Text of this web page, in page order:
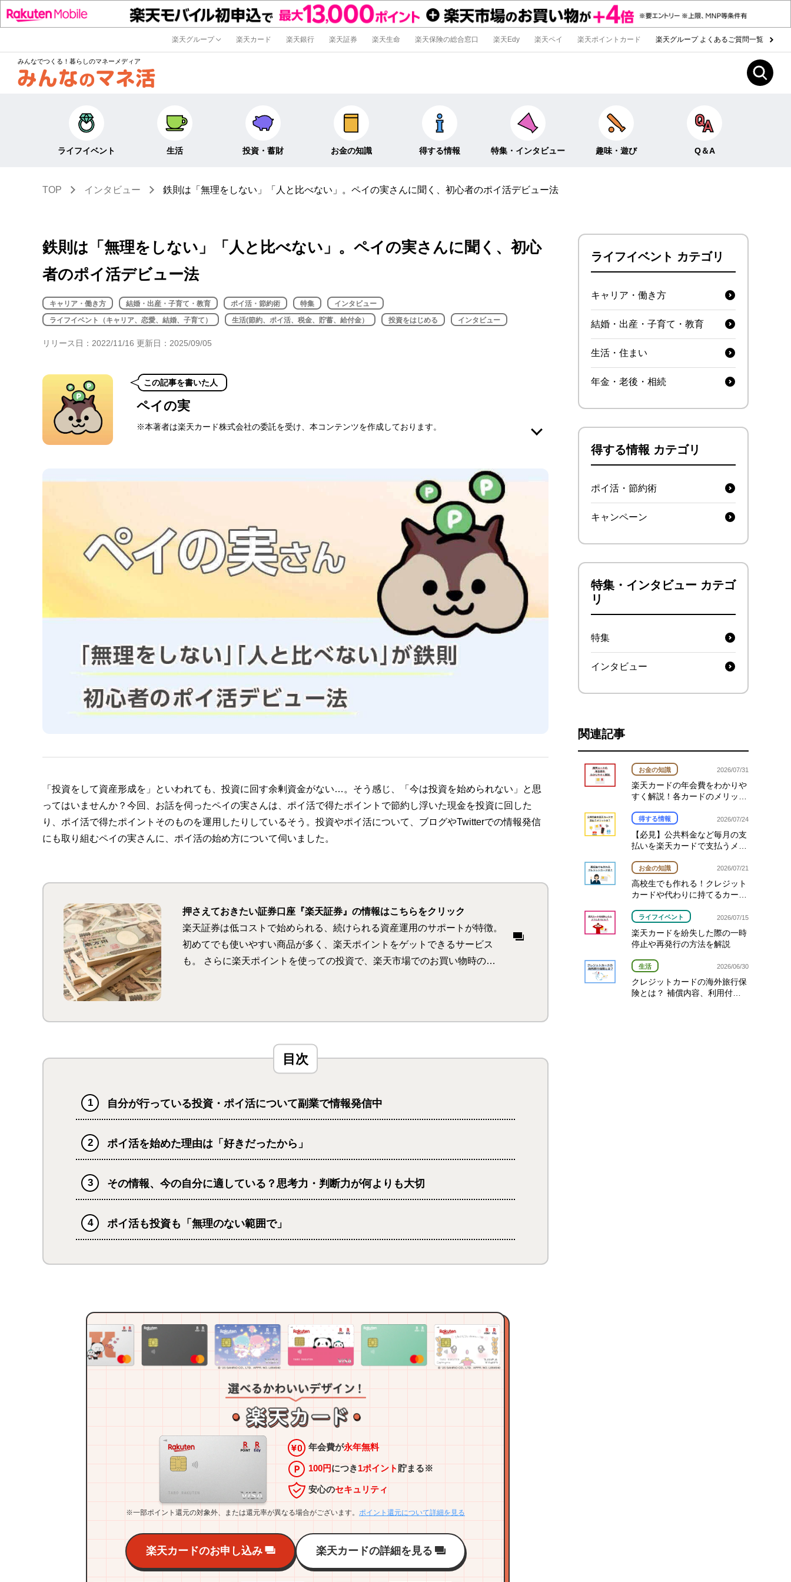
楽天グループ 楽天カード 楽天銀行 楽天証券 楽天生命 楽天保険の総合窓口 楽天Edy 楽天ペイ 楽天ポイントカード 楽天グループ よくあるご質問一覧
みんなでつくる！暮らしのマネーメディア
ライフイベント
キャリア・働き方
生活・住まい
年金・老後・相続
生活
キャッシュレス
貯蓄
税金・控除・給付金
健康・身体・保険
投資・蓄財
株式・投資信託
NISA
iDeCo・そのほか投資
お金の知識
経済キーワード
得する情報
ポイ活・節約術
特集・インタビュー
特集
趣味・遊び
みんなのホンネ
Q＆A
投資・貯蓄
お金の知識
TOP インタビュー 鉄則は「無理をしない」「人と比べない」。ペイの実さんに聞く、初心者のポイ活デビュー法
鉄則は「無理をしない」「人と比べない」。ペイの実さんに聞く、初心
者のポイ活デビュー法
キャリア・働き方 結婚・出産・子育て・教育 ポイ活・節約術 特集
インタビュー
ライフイベント（キャリア、恋愛、結婚、子育て）
生活(節約、ポイ活、税金、貯蓄、給付金） 投資をはじめる インタビュー
リリース日：2022/11/16 更新日：2025/09/05
この記事を書いた人
ペイの実
※本著者は楽天カード株式会社の委託を受け、本コンテンツを作成しております。
資に回し、その情報も発信している。Twitterのフォロワー数は6.4万フォロワー（2022年10月現
このライターの記事一覧を見る
「投資をして資産形成を」といわれても、投資に回す余剰資金がない…。そう感じ、「今は投資を始められない」と思
ってはいませんか？今回、お話を伺ったペイの実さんは、ポイ活で得たポイントで節約し浮いた現金を投資に回した
り、ポイ活で得たポイントそのものを運用したりしているそう。投資やポイ活について、ブログやTwitterでの情報発信
にも取り組むペイの実さんに、ポイ活の始め方について伺いました。
押さえておきたい証券口座『楽天証券』の情報はこちらをクリック
楽天証券は低コストで始められる、続けられる資産運用のサポートが特徴。
初めてでも使いやすい商品が多く、楽天ポイントをゲットできるサービス
も。 さらに楽天ポイントを使っての投資で、楽天市場でのお買い物時のポ
自分が行っている投資・ポイ活について副業で情報発信中
ポイ活を始めた理由は「好きだったから」
その情報、今の自分に適している？思考力・判断力が何よりも大切
ポイ活も投資も「無理のない範囲で」
年会費が永年無料
100円につき1ポイント 貯まる※
安心のセキュリティ
※一部ポイント還元の対象外、または還元率が異なる場合がございます。 ポイント還元について詳細を見る
楽天カードのお申し込み 楽天カードの詳細を見る
ライフイベント カテゴリ
キャリア・働き方
結婚・出産・子育て・教育
生活・住まい
年金・老後・相続
得する情報 カテゴリ
ポイ活・節約術
キャンペーン
特集・インタビュー カテゴ
リ
特集
インタビュー
関連記事
お金の知識 2026/07/31
楽天カードの年会費をわかりや
すく解説！各カードのメリット
得する情報 2026/07/24
【必見】公共料金など毎月の支
払いを楽天カードで支払うメリ
お金の知識 2026/07/21
高校生でも作れる！クレジット
カードや代わりに持てるカード
ライフイベント 2026/07/15
楽天カードを紛失した際の一時
停止や再発行の方法を解説
生活 2026/06/30
クレジットカードの海外旅行保
険とは？ 補償内容、利用付帯